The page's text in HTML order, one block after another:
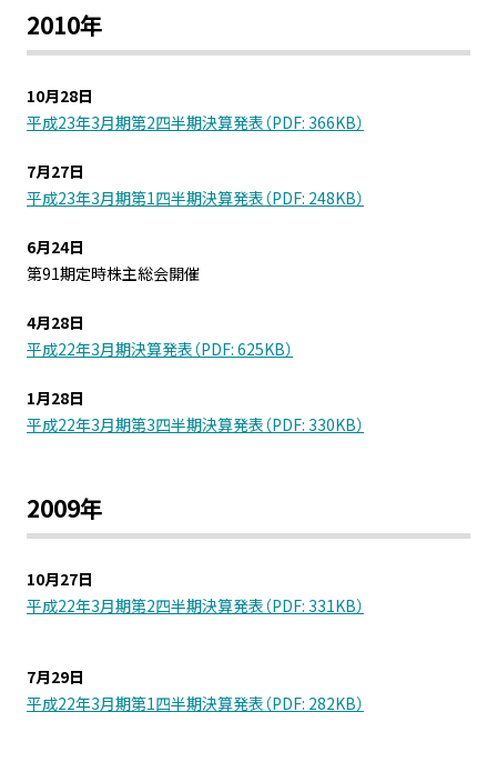
2010年
10月28日
平成23年3月期第2四半期決算発表（PDF: 366KB）
7月27日
平成23年3月期第1四半期決算発表（PDF: 248KB）
6月24日
第91期定時株主総会開催
4月28日
平成22年3月期決算発表（PDF: 625KB）
1月28日
平成22年3月期第3四半期決算発表（PDF: 330KB）
2009年
10月27日
平成22年3月期第2四半期決算発表（PDF: 331KB）
7月29日
平成22年3月期第1四半期決算発表（PDF: 282KB）